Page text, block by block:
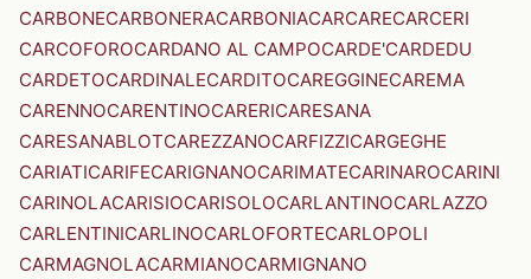
CARBONECARBONERACARBONIACARCARECARCERI
CARCOFOROCARDANO AL CAMPOCARDE'CARDEDU
CARDETOCARDINALECARDITOCAREGGINECAREMA
CARENNOCARENTINOCARERICARESANA
CARESANABLOTCAREZZANOCARFIZZICARGEGHE
CARIATICARIFECARIGNANOCARIMATECARINAROCARINI
CARINOLACARISIOCARISOLOCARLANTINOCARLAZZO
CARLENTINICARLINOCARLOFORTECARLOPOLI
CARMAGNOLACARMIANOCARMIGNANO